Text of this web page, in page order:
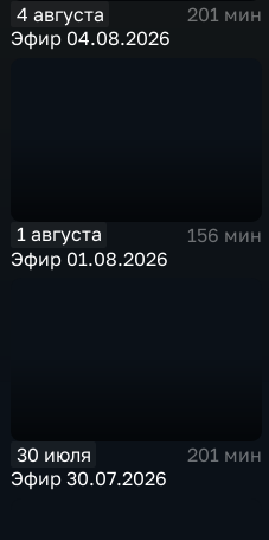
4 августа
201 мин
Эфир 04.08.2026
1 августа
156 мин
Эфир 01.08.2026
30 июля
201 мин
Эфир 30.07.2026